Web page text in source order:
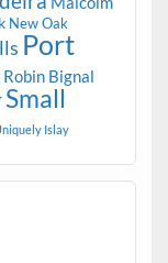
New Oak
Port
Robin Bignal
Small
Islay